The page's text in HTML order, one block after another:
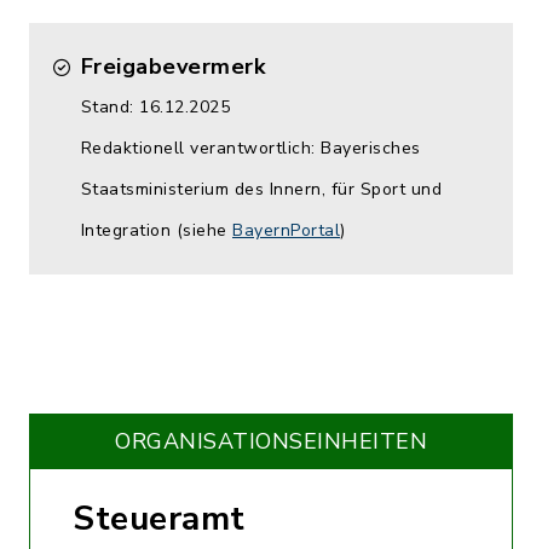
Freigabevermerk
Stand: 16.12.2025
Redaktionell verantwortlich: Bayerisches
Staatsministerium des Innern, für Sport und
Integration (siehe BayernPortal)
ORGANISATIONS­EINHEITEN
Steueramt